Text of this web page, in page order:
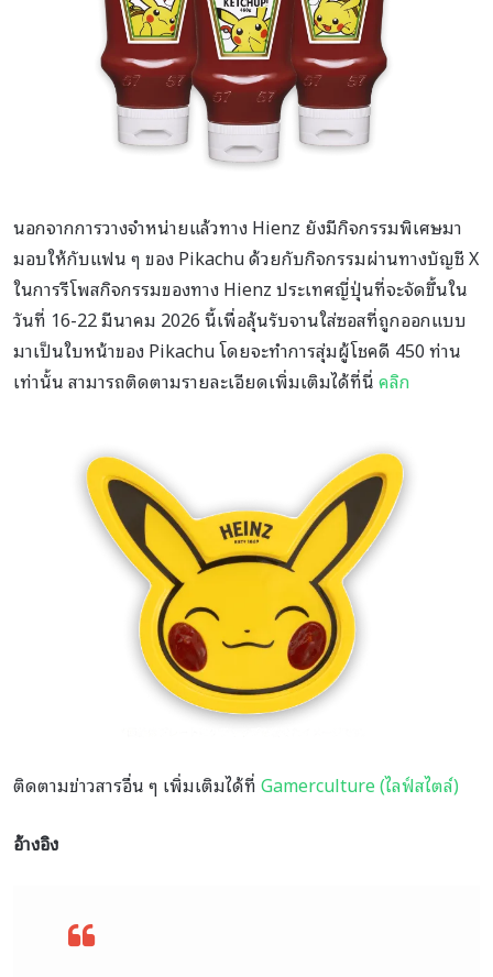
นอกจากการวางจำหน่ายแล้วทาง Hienz ยังมีกิจกรรมพิเศษมา
มอบให้กับแฟน ๆ ของ Pikachu ด้วยกับกิจกรรมผ่านทางบัญชี X
ในการรีโพสกิจกรรมของทาง Hienz ประเทศญี่ปุ่นที่จะจัดขึ้นใน
วันที่ 16-22 มีนาคม 2026 นี้เพื่อลุ้นรับจานใส่ซอสที่ถูกออกแบบ
มาเป็นใบหน้าของ Pikachu โดยจะทำการสุ่มผู้โชคดี 450 ท่าน
เท่านั้น สามารถติดตามรายละเอียดเพิ่มเติมได้ที่นี่คลิก
ติดตามข่าวสารอื่น ๆ เพิ่มเติมได้ที่Gamerculture (ไลฟ์สไตล์)
อ้างอิง